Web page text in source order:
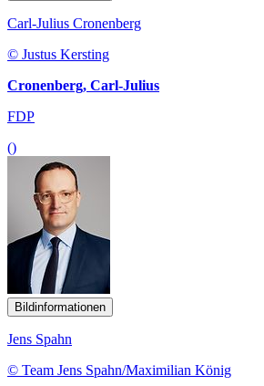
Carl-Julius Cronenberg
© Justus Kersting
Cronenberg, Carl-Julius
FDP
()
Bildinformationen
Jens Spahn
© Team Jens Spahn/Maximilian König